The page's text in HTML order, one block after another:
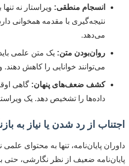
انسجام منطقی: ویراستار نه
نتیجه‌گیری با مقدمه همخوانی
می‌دهد.
روان‌بودن متن: یک متن علمی
می‌توانند خوانایی را کاهش
کشف ضعف‌های پنهان: گاهی
داده‌ها را تشخیص دهد. یک
اجتناب از رد شدن یا نیاز به
داوران پایان‌نامه، تنها به محتوای
پایان‌نامه ضعیف از نظر نگارشی،